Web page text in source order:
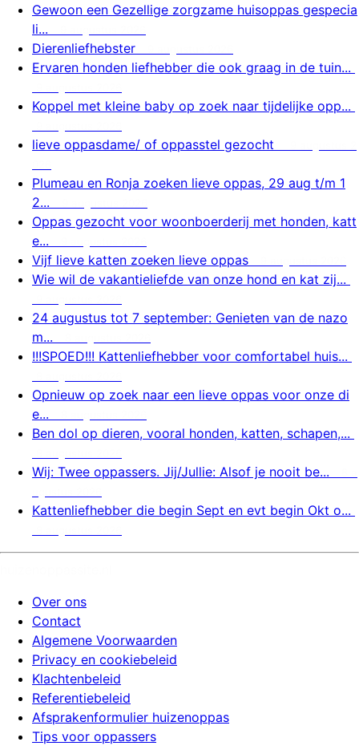
Gewoon een Gezellige zorgzame huisoppas gespecia
li...
Dierenliefhebster
Ervaren honden liefhebber die ook graag in de tuin...
Koppel met kleine baby op zoek naar tijdelijke opp...
lieve oppasdame/ of oppasstel gezocht
Plumeau en Ronja zoeken lieve oppas, 29 aug t/m 1
2...
Oppas gezocht voor woonboerderij met honden, katt
e...
Vijf lieve katten zoeken lieve oppas
Wie wil de vakantieliefde van onze hond en kat zij...
24 augustus tot 7 september: Genieten van de nazo
m...
!!!SPOED!!! Kattenliefhebber voor comfortabel huis...
Opnieuw op zoek naar een lieve oppas voor onze di
e...
Ben dol op dieren, vooral honden, katten, schapen,...
Wij: Twee oppassers. Jij/Jullie: Alsof je nooit be...
Kattenliefhebber die begin Sept en evt begin Okt o...
Over ons
Contact
Algemene Voorwaarden
Privacy en cookiebeleid
Klachtenbeleid
Referentiebeleid
Afsprakenformulier huizenoppas
Tips voor oppassers